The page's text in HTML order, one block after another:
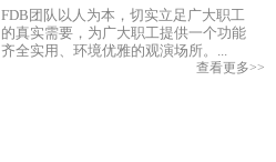
FDB团队以人为本，切实立足广大职工
的真实需要，为广大职工提供一个功能
齐全实用、环境优雅的观演场所。...
查看更多>>